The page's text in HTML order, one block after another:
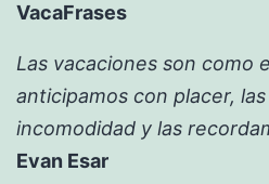
VacaFrases
Las vacaciones son como
anticipamos con placer,
incomodidad y las
Evan Esar